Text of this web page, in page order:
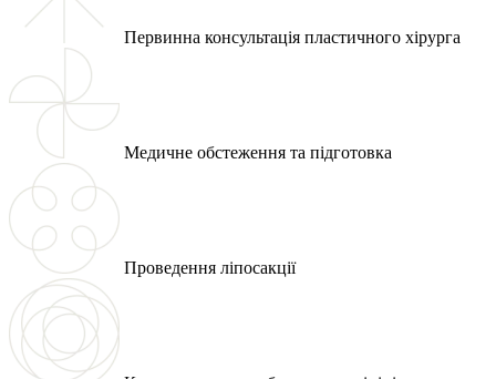
Первинна консультація пластичного хірурга
Медичне обстеження та підготовка
Проведення ліпосакції